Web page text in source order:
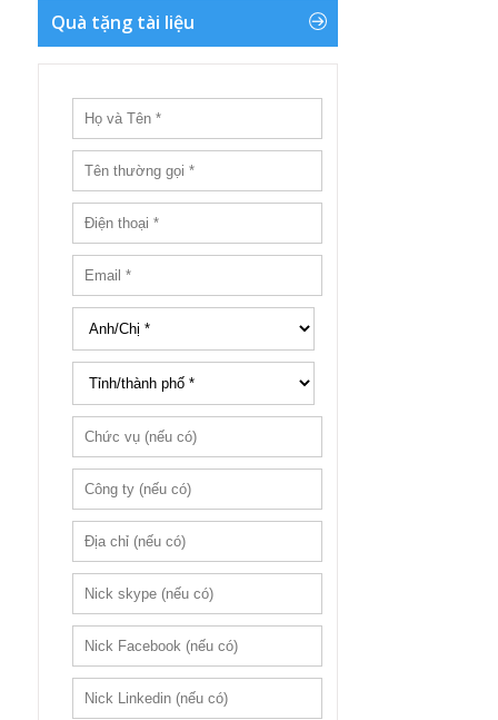
Quà tặng tài liệu